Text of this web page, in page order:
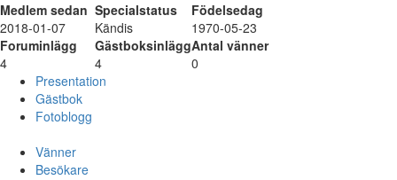
Medlem sedan Specialstatus
Födelsedag
2018-01-07
Kändis
1970-05-23
Foruminlägg
GästboksinläggAntal vänner
4
4
0
Presentation
Gästbok
Fotoblogg
Vänner
Besökare